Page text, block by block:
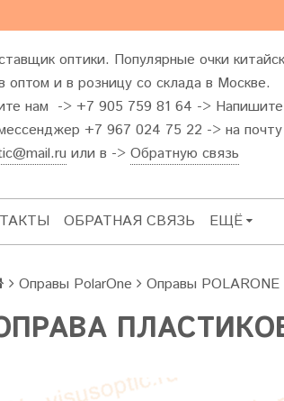
оптики. Популярные очки
оптом и в розницу со склада в Москве.
нам -> +7 905 759 81 64 ->
+7 967 024 75 22 -> на
или в -> Обратную связь
ОБРАТНАЯ СВЯЗЬ ЕЩЁ
Оправы PolarOne Оправы POLARONE